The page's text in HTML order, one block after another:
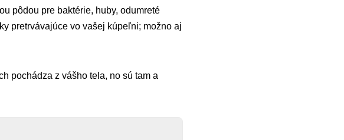
pôdou pre baktérie, huby, odumreté
pretrvávajúce vo vašej kúpeľni; možno aj
pochádza z vášho tela, no sú tam a